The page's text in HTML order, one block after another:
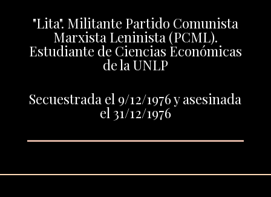
"Lita". Militante Partido Comunista
Marxista Leninista (PCML).
Estudiante de Ciencias Económicas
de la UNLP
Secuestrada el 9/12/1976 y asesinada
el 31/12/1976